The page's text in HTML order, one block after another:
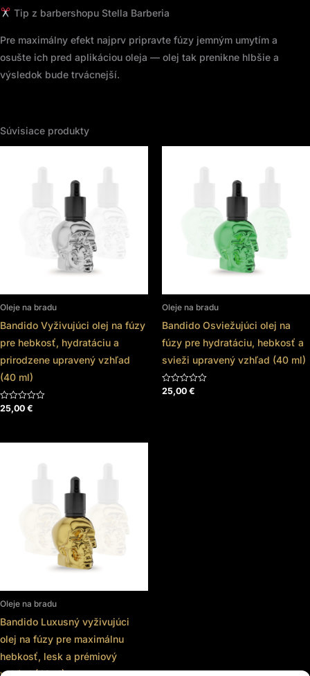
Tip z barbershopu Stella Barberia
Pre maximálny efekt najprv pripravte fúzy jemným umytím a
osušte ich pred aplikáciou oleja — olej tak prenikne hlbšie a
výsledok bude trvácnejší.
Súvisiace produkty
Oleje na bradu
Bandido Vyživujúci olej na fúzy
pre hebkosť, hydratáciu a
prirodzene upravený vzhľad
(40 ml)
Hodnotenie
25,00 €
Oleje na bradu
Bandido Osviežujúci olej na
fúzy pre hydratáciu, hebkosť a
svieži upravený vzhľad (40 ml)
Hodnotenie
25,00 €
Oleje na bradu
Bandido Luxusný vyživujúci
olej na fúzy pre maximálnu
hebkosť, lesk a prémiový